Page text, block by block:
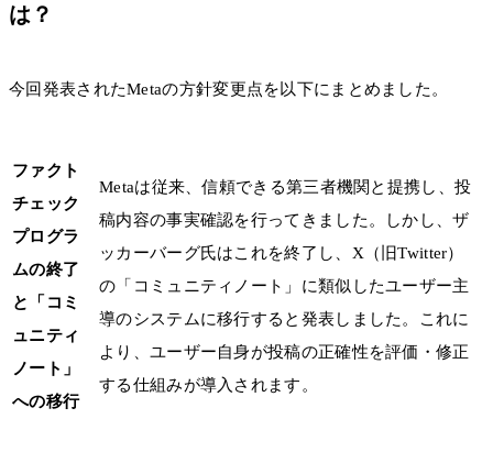
は？
今回発表されたMetaの方針変更点を以下にまとめました。
ファクト
チェック
プログラ
ムの終了
と「コミ
ュニティ
ノート」
への移行
Metaは従来、信頼できる第三者機関と提携し、投
稿内容の事実確認を行ってきました。しかし、ザ
ッカーバーグ氏はこれを終了し、X（旧Twitter）
の「コミュニティノート」に類似したユーザー主
導のシステムに移行すると発表しました。これに
より、ユーザー自身が投稿の正確性を評価・修正
する仕組みが導入されます。